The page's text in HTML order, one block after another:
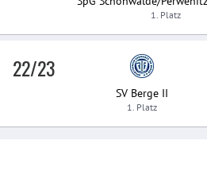
1. Platz
22/23
SV Berge II
1. Platz